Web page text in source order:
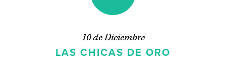
10 de Diciembre
LAS CHICAS DE ORO